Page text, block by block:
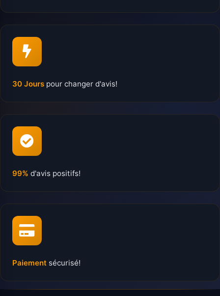
30 Jours pour changer d'avis!
99% d'avis positifs!
Paiement sécurisé!